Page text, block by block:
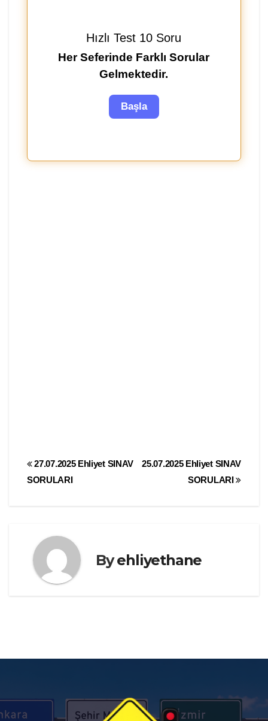
Hızlı Test 10 Soru
Her Seferinde Farklı Sorular
Gelmektedir.
Yazı
25.07.2025 Ehliyet SINAV
SORULARI
27.07.2025 Ehliyet SINAV
SORULARI
Byehliyethane